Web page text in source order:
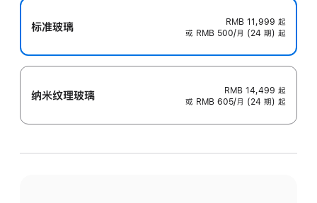
标准玻璃 RMB 11,999 起
或 RMB 500/月 (24 期) 起
纳米纹理玻璃 RMB 14,499 起
或 RMB 605/月 (24 期) 起